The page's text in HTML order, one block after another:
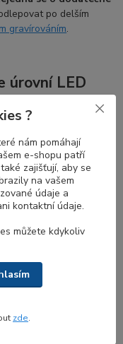
po delším
gravírováním.
úrovní LED
LED podsvicení
notebooku nebo
kláves. Je
(typicky 25%,
pohodlné psaní i v
funkcionalitě
osvětlení, což
osvětleném
?
nám pomáhají
e-shopu patří
zajišťují, aby se
na vašem
údaje a
kontaktní údaje.
můžete kdykoliv
zde.